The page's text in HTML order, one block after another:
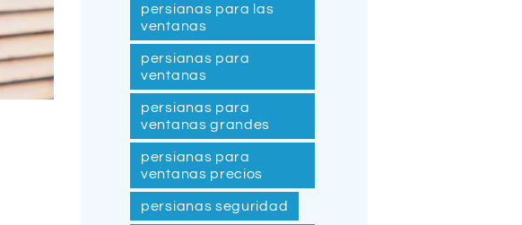
persianas para las
ventanas
persianas para
ventanas
persianas para
ventanas grandes
persianas para
ventanas precios
persianas seguridad